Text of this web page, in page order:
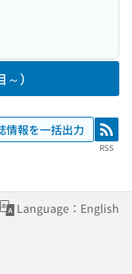
）
情報を一括出力 RSS
RSS
Language：English